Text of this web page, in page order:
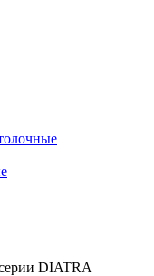
DIATRA